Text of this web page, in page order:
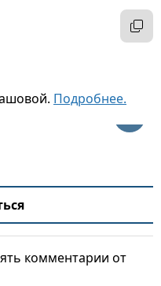
Подробнее.
комментарии от